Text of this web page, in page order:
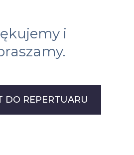
i
DO REPERTUARU